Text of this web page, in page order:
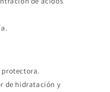
de hidratación y